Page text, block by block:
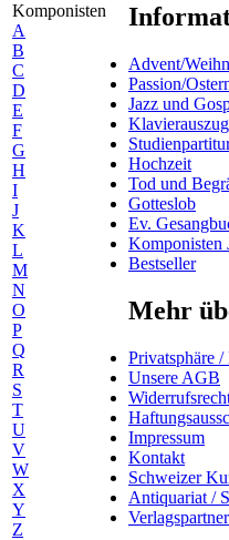
Komponisten
A
B
C
D
E
F
G
H
I
J
K
L
M
N
O
P
Q
R
S
T
U
V
W
X
Y
Z
Advent/
Passion/
Jazz und
Klavierauszug
Hochzeit
Tod und
Gotteslob
Ev.
Komponisten
Bestseller
Mehr
Privatsphäre /
Unsere AGB
Impressum
Kontakt
Schweizer
Antiquariat /
Verlagspartner